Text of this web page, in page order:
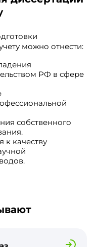
можно отнести:
РФ в сфере
собственного
качеству